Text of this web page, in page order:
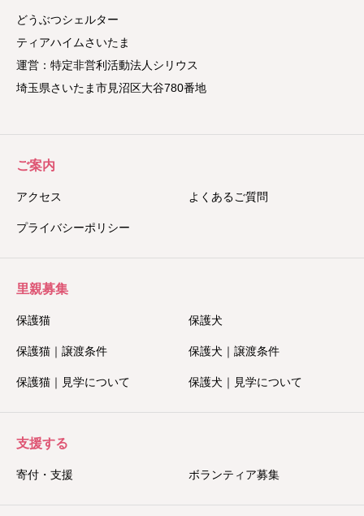
どうぶつシェルター
ティアハイムさいたま
運営：特定非営利活動法人シリウス
埼玉県さいたま市見沼区大谷780番地
ご案内
アクセス よくあるご質問
プライバシーポリシー
里親募集
保護猫 保護犬
保護猫｜譲渡条件 保護犬｜譲渡条件
保護猫｜見学について 保護犬｜見学について
支援する
寄付・支援 ボランティア募集